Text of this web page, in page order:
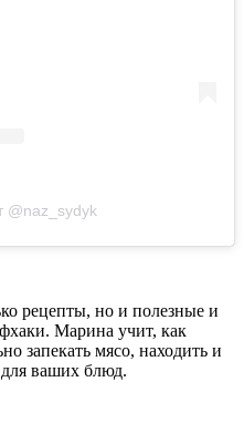
@naz_sydyk
рецепты, но и полезные и
Марина учит, как
запекать мясо, находить и
ваших блюд.